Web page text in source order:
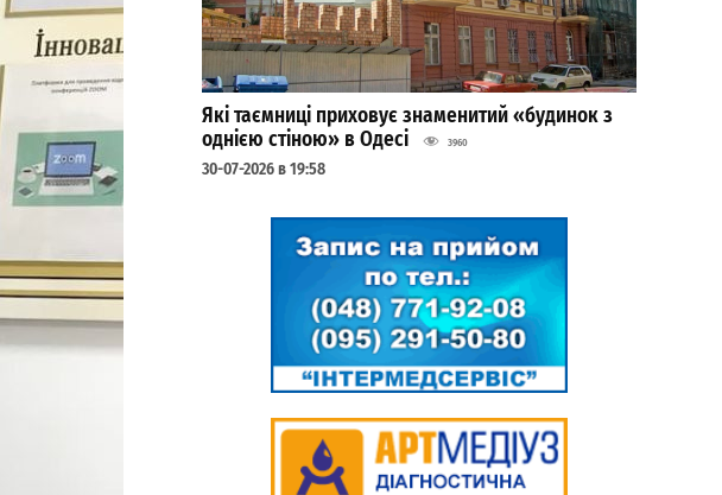
Які таємниці приховує знаменитий «будинок з
однією стіною» в Одесі
3960
30-07-2026 в 19:58